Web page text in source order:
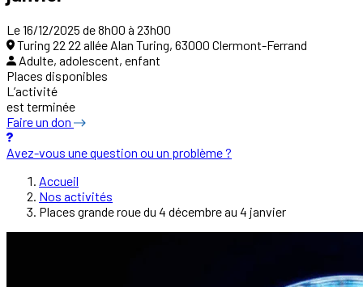
Le 16/12/2025 de 8h00 à 23h00
Turing 22 22 allée Alan Turing, 63000 Clermont-Ferrand
Adulte, adolescent, enfant
Places disponibles
L’activité
est terminée
Faire un don
Avez-vous une question ou un problème ?
Accueil
Nos activités
Places grande roue du 4 décembre au 4 janvier